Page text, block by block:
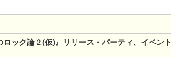
ック論２(仮)』リリース・パーティ、イベント